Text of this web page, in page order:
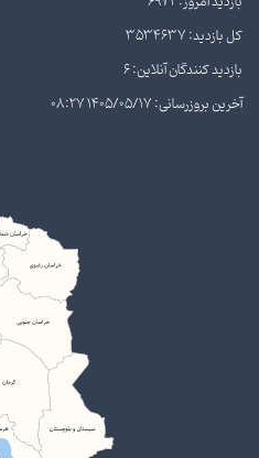
کل بازدید: 3534637
بازدید کنندگان آنلاین: 6
آخرین بروزرسانی: 1405/05/17 08:27